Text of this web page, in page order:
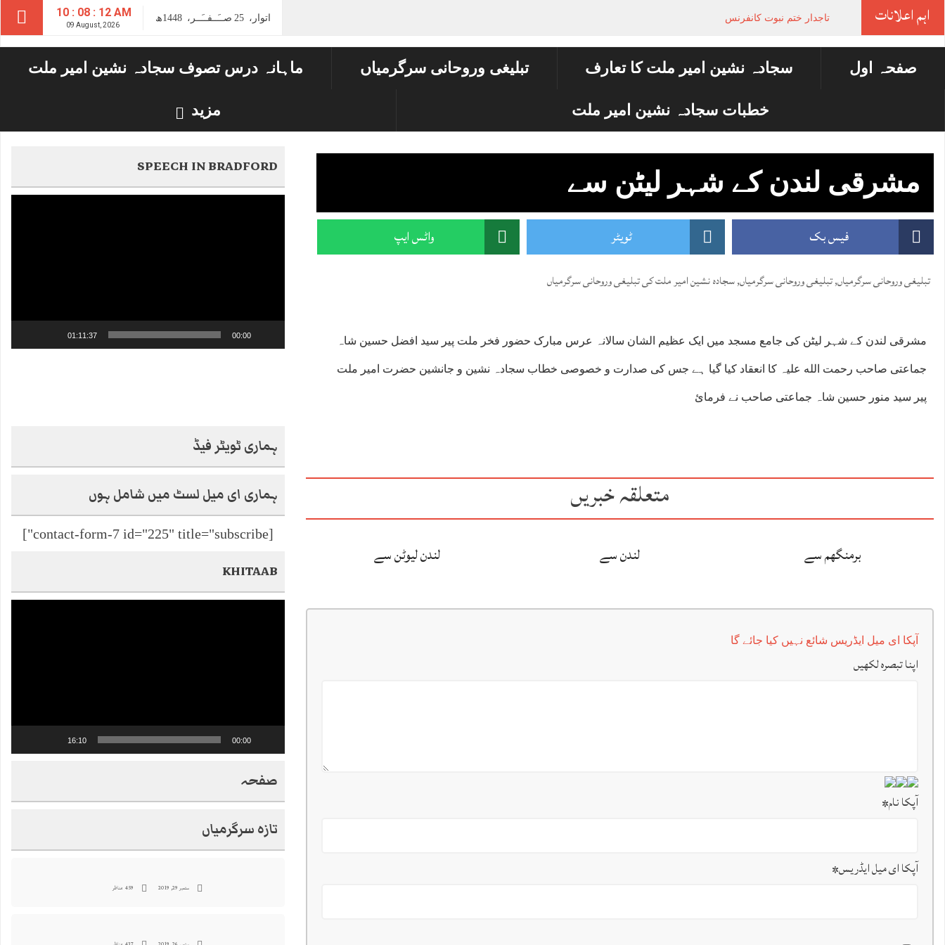
10 : 08 : 13 AM
09 August, 2026
اتوار، 25 صــَــفــَــر، 1448ھ اہم اعلانات تاجدار ختم نبوت کانفرنس
صفحہ اول سجادہ نشین امیر ملت کا تعارف تبلیغی وروحانی سرگرمیاں ماہانہ درس تصوف سجادہ نشین امیر ملت
خطبات سجادہ نشین امیر ملت مزید
مشرقی لندن کے شہر لیٹن سے
فیس بک ٹویٹر واٹس ایپ
تبلیغی وروحانی سرگرمیاں,تبلیغی وروحانی سرگرمیاں,سجادہ نشین امیر ملت کی تبلیغی وروحانی سرگرمیاں
مشرقی لندن کے شہر لیٹن کی جامع مسجد میں ایک عظیم الشان سالانہ عرس مبارک حضور فخر ملت پیر سید افضل حسین شاہ
جماعتی صاحب رحمت الله علیہ کا انعقاد کیا گیا ہے جس کی صدارت و خصوصی خطاب سجادہ نشین و جانشین حضرت امیر ملت
پیر سید منور حسین شاہ جماعتی صاحب نے فرمائ
متعلقہ خبریں
برمنگھم سے لندن سے لندن لیوٹن سے
آپکا ای میل ایڈریس شائع نہیں کیا جائے گا
اپنا تبصرہ لکھیں
آپکا نام*
آپکا ای میل ایڈریس*
SPEECH IN BRADFORD
00:00
01:11:37
ہماری ٹویٹر فیڈ
ہماری ای میل لسٹ میں شامل ہوں
[contact-form-7 id="225" title="subscribe"]
KHITAAB
00:00
16:10
صفحہ
تازہ سرگرمیاں
ستمبر 29, 2019 459 مناظر